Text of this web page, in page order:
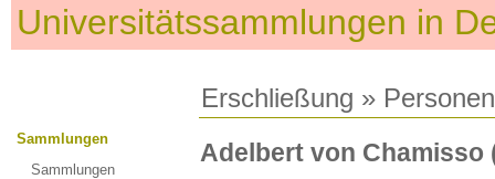
Universitätssammlungen in
Erschließung » Personen
Sammlungen
Sammlungen
Adelbert von Chamisso